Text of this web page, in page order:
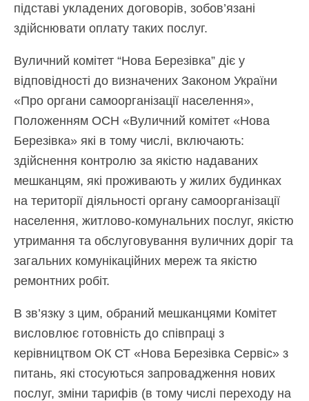
підставі укладених договорів, зобов’язані
здійснювати оплату таких послуг.
Вуличний комітет “Нова Березівка” діє у
відповідності до визначених Законом України
«Про органи самоорганізації населення»,
Положенням ОСН «Вуличний комітет «Нова
Березівка» які в тому числі, включають:
здійснення контролю за якістю надаваних
мешканцям, які проживають у жилих будинках
на території діяльності органу самоорганізації
населення, житлово-комунальних послуг, якістю
утримання та обслуговування вуличних доріг та
загальних комунікаційних мереж та якістю
ремонтних робіт.
В зв’язку з цим, обраний мешканцями Комітет
висловлює готовність до співпраці з
керівництвом ОК СТ «Нова Березівка Сервіс» з
питань, які стосуються запровадження нових
послуг, зміни тарифів (в тому числі переходу на